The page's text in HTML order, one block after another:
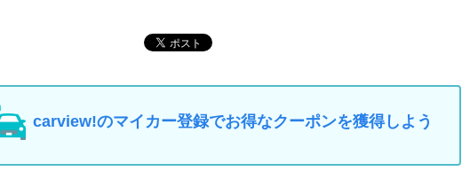
carview!のマイカー登録でお得なクーポンを獲得しよう